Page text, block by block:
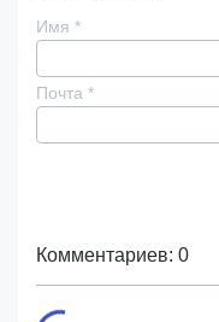
Имя *
Почта *
Комментариев: 0